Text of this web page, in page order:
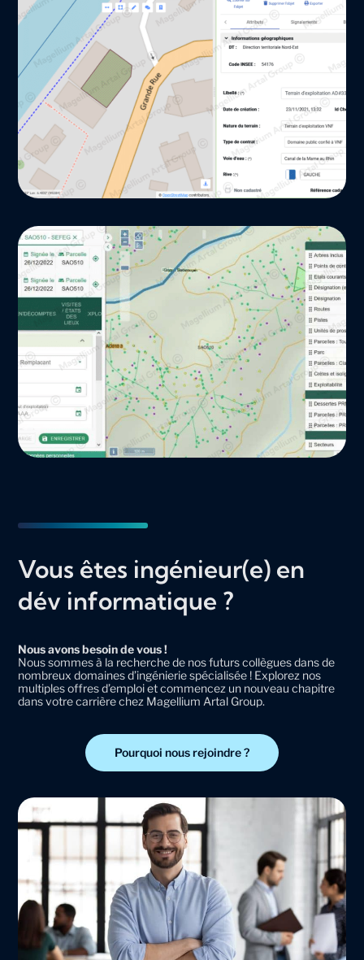
Vous êtes ingénieur(e) en
dév informatique ?
Nous avons besoin de vous !
Nous sommes à la recherche de nos futurs collègues dans de
nombreux domaines d’ingénierie spécialisée ! Explorez nos
multiples offres d’emploi et commencez un nouveau chapitre
dans votre carrière chez Magellium Artal Group.
Pourquoi nous rejoindre ?